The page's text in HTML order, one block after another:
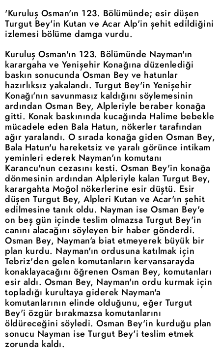
'Kuruluş Osman'ın 123. Bölümünde; esir düşen
Turgut Bey'in Kutan ve Acar Alp'in şehit edildiğini
izlemesi bölüme damga vurdu.
Kuruluş Osman'ın 123. Bölümünde Nayman'ın
karargaha ve Yenişehir Konağına düzenlediği
baskın sonucunda Osman Bey ve hatunlar
hazırlıksız yakalandı. Turgut Bey'in Yenişehir
Konağı'nın savunmasız kaldığını söylemesinin
ardından Osman Bey, Alpleriyle beraber konağa
gitti. Konak baskınında kucağında Halime bebekle
mücadele eden Bala Hatun, nökerler tarafından
ağır yaralandı. O sırada konağa giden Osman Bey,
Bala Hatun'u hareketsiz ve yaralı görünce intikam
yeminleri ederek Nayman'ın komutanı
Karancu'nun cezasını kesti. Osman Bey'in konağa
dönmesinin ardından Alpleriyle kalan Turgut Bey,
karargahta Moğol nökerlerine esir düştü. Esir
düşen Turgut Bey, Alpleri Kutan ve Acar'ın şehit
edilmesine tanık oldu. Nayman ise Osman Bey'e
on beş gün içinde teslim olmazsa Turgut Bey'in
canını alacağını söyleyen bir haber gönderdi.
Osman Bey, Nayman'a biat etmeyerek büyük bir
plan kurdu. Nayman'ın ordusuna katılmak için
Tebriz'den gelen komutanların kervansarayda
konaklayacağını öğrenen Osman Bey, komutanları
esir aldı. Osman Bey, Nayman'ın ordu kurmak için
topladığı kurultaya giderek Nayman'a
komutanlarının elinde olduğunu, eğer Turgut
Bey'i özgür bırakmazsa komutanlarını
öldüreceğini söyledi. Osman Bey'in kurduğu plan
sonucu Nayman ise Turgut Bey'i teslim etmek
zorunda kaldı.